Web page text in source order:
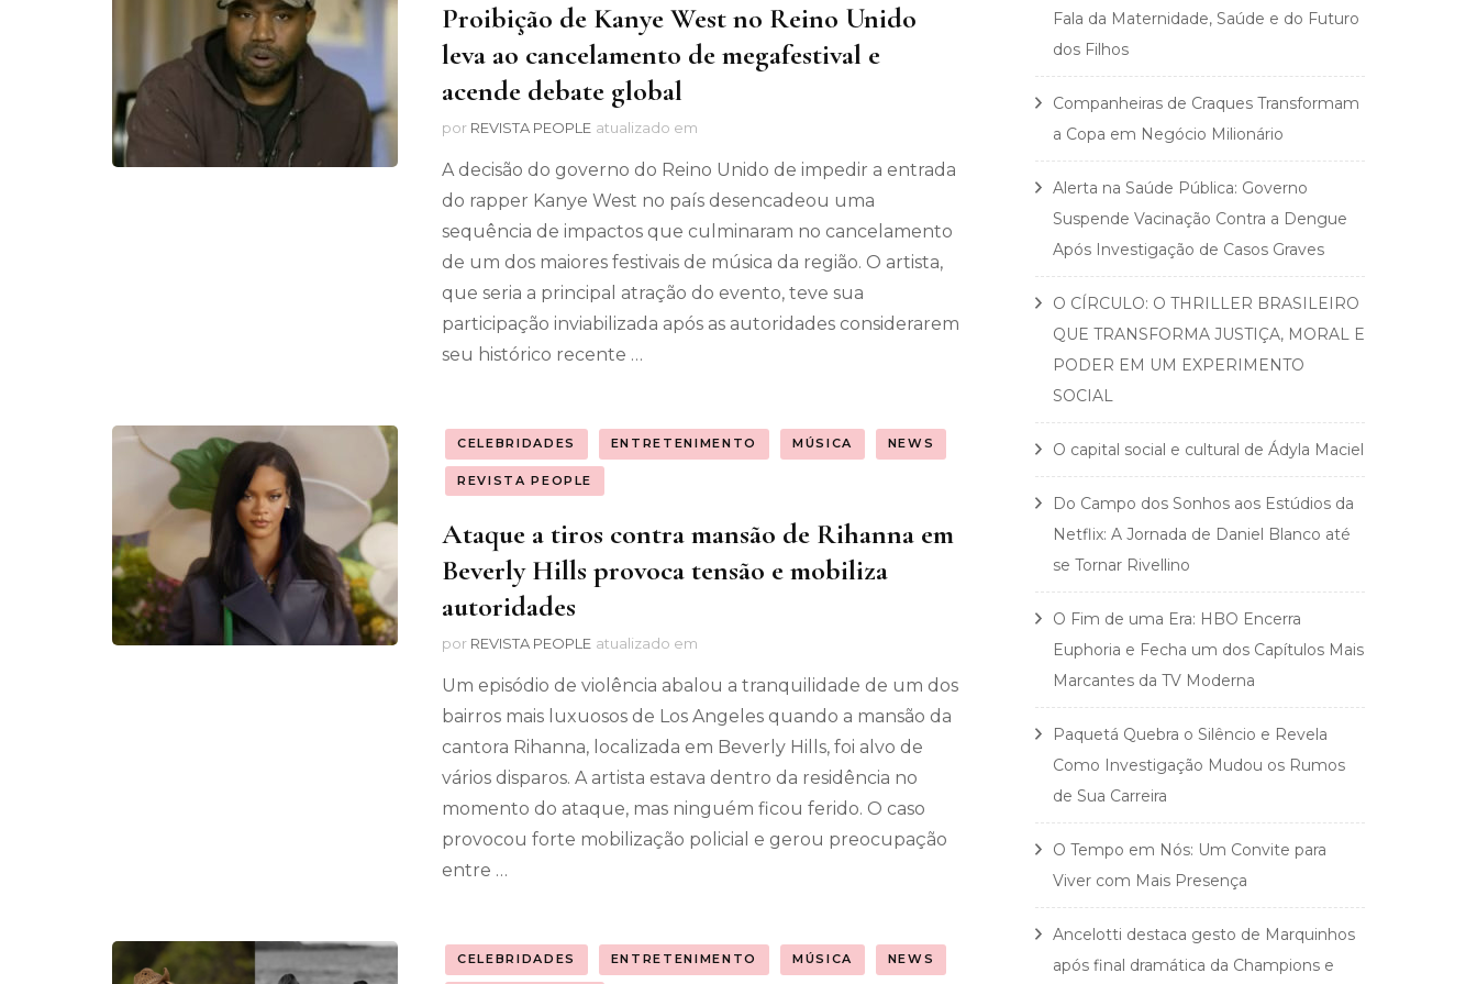
Proibição de Kanye West no Reino Unido
leva ao cancelamento de megafestival e
acende debate global
por REVISTA PEOPLE atualizado em
A decisão do governo do Reino Unido de impedir a entrada
do rapper Kanye West no país desencadeou uma
sequência de impactos que culminaram no cancelamento
de um dos maiores festivais de música da região. O artista,
que seria a principal atração do evento, teve sua
participação inviabilizada após as autoridades considerarem
seu histórico recente …
CELEBRIDADES ENTRETENIMENTO MÚSICA NEWS
REVISTA PEOPLE
Ataque a tiros contra mansão de Rihanna em
Beverly Hills provoca tensão e mobiliza
autoridades
por REVISTA PEOPLE atualizado em
Um episódio de violência abalou a tranquilidade de um dos
bairros mais luxuosos de Los Angeles quando a mansão da
cantora Rihanna, localizada em Beverly Hills, foi alvo de
vários disparos. A artista estava dentro da residência no
momento do ataque, mas ninguém ficou ferido. O caso
provocou forte mobilização policial e gerou preocupação
entre …
CELEBRIDADES ENTRETENIMENTO MÚSICA NEWS
Fala da Maternidade, Saúde e do Futuro
dos Filhos
Companheiras de Craques Transformam
a Copa em Negócio Milionário
Alerta na Saúde Pública: Governo
Suspende Vacinação Contra a Dengue
Após Investigação de Casos Graves
O CÍRCULO: O THRILLER BRASILEIRO
QUE TRANSFORMA JUSTIÇA, MORAL E
PODER EM UM EXPERIMENTO
SOCIAL
O capital social e cultural de Ádyla Maciel
Do Campo dos Sonhos aos Estúdios da
Netflix: A Jornada de Daniel Blanco até
se Tornar Rivellino
O Fim de uma Era: HBO Encerra
Euphoria e Fecha um dos Capítulos Mais
Marcantes da TV Moderna
Paquetá Quebra o Silêncio e Revela
Como Investigação Mudou os Rumos
de Sua Carreira
O Tempo em Nós: Um Convite para
Viver com Mais Presença
Ancelotti destaca gesto de Marquinhos
após final dramática da Champions e